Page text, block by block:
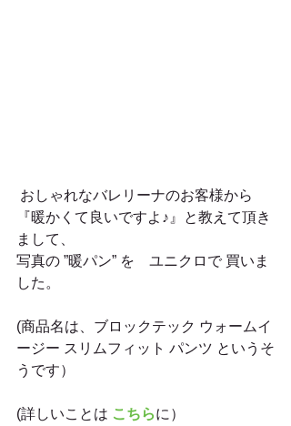
『暖かくて良いですよ♪』と教えて頂き
まして、
写真の ”暖パン” を　ユニクロで 買いま
した。
(商品名は、ブロックテック ウォームイ
ージー スリムフィット パンツ というそ
うです）
(詳しいことは こちらに）